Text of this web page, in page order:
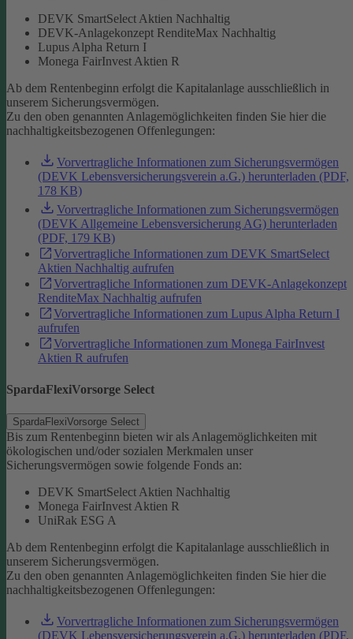
DEVK SmartSelect Aktien Nachhaltig
DEVK-Anlagekonzept RenditeMax Nachhaltig
Lupus Alpha Return I
Monega FairInvest Aktien R
Ab dem Rentenbeginn erfolgt die Kapitalanlage ausschließlich in
unserem Sicherungsvermögen.
Zu den oben genannten Anlagemöglichkeiten finden Sie hier die
nachhaltigkeitsbezogenen Offenlegungen:
Vorvertragliche Informationen zum Sicherungsvermögen
(DEVK Lebensversicherungsverein a.G.) herunterladen (PDF,
178 KB)
Vorvertragliche Informationen zum Sicherungsvermögen
(DEVK Allgemeine Lebensversicherung AG) herunterladen
(PDF, 179 KB)
Vorvertragliche Informationen zum DEVK SmartSelect
Aktien Nachhaltig aufrufen
Vorvertragliche Informationen zum DEVK-Anlagekonzept
RenditeMax Nachhaltig aufrufen
Vorvertragliche Informationen zum Lupus Alpha Return I
aufrufen
Vorvertragliche Informationen zum Monega FairInvest
Aktien R aufrufen
SpardaFlexiVorsorge Select
SpardaFlexiVorsorge Select
Bis zum Rentenbeginn bieten wir als Anlagemöglichkeiten mit
ökologischen und/oder sozialen Merkmalen unser
Sicherungsvermögen sowie folgende Fonds an:
DEVK SmartSelect Aktien Nachhaltig
Monega FairInvest Aktien R
UniRak ESG A
Ab dem Rentenbeginn erfolgt die Kapitalanlage ausschließlich in
unserem Sicherungsvermögen.
Zu den oben genannten Anlagemöglichkeiten finden Sie hier die
nachhaltigkeitsbezogenen Offenlegungen:
Vorvertragliche Informationen zum Sicherungsvermögen
(DEVK Lebensversicherungsverein a.G.) herunterladen (PDF,